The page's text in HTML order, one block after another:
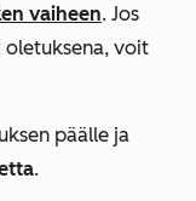
vaiheen. Jos
oletuksena, voit
päälle ja
.